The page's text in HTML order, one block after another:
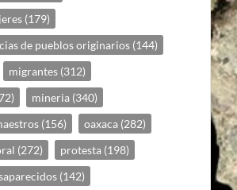
(179)
de pueblos originarios (144)
migrantes (312)
mineria (340)
(156) oaxaca (282)
(272) protesta (198)
(142)